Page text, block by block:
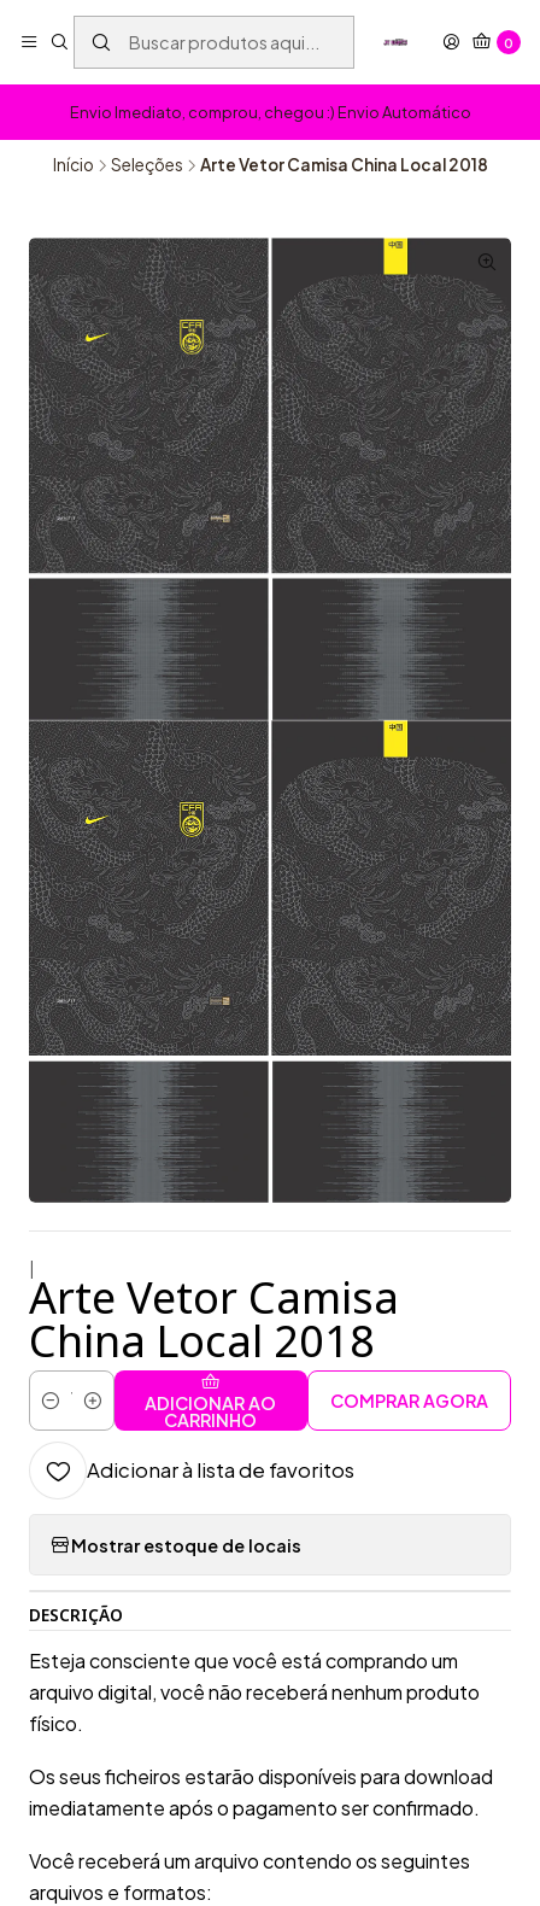
0
Envio Imediato, comprou, chegou :) Envio Automático
Início Seleções Arte Vetor Camisa China Local 2018
Arte Vetor Camisa
China Local 2018
Quantidade
ADICIONAR AO
CARRINHO
COMPRAR AGORA
Adicionar à lista de favoritos
Mostrar estoque de locais
DESCRIÇÃO
Esteja consciente que você está comprando um
arquivo digital, você não receberá nenhum produto
físico.
Os seus ficheiros estarão disponíveis para download
imediatamente após o pagamento ser confirmado.
Você receberá um arquivo contendo os seguintes
arquivos e formatos: